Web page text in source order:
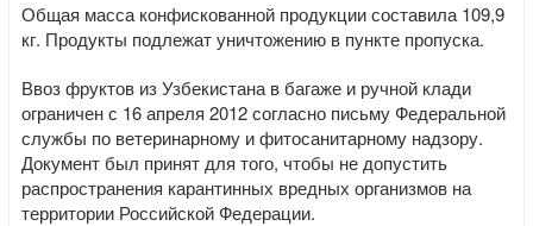
Общая масса конфискованной продукции составила 109,9
кг. Продукты подлежат уничтожению в пункте пропуска.
Ввоз фруктов из Узбекистана в багаже и ручной клади
ограничен с 16 апреля 2012 согласно письму Федеральной
службы по ветеринарному и фитосанитарному надзору.
Документ был принят для того, чтобы не допустить
распространения карантинных вредных организмов на
территории Российской Федерации.